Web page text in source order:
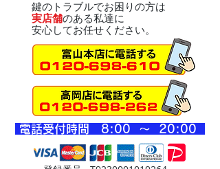
鍵のトラブルでお困りの方は
実店舗のある私達に
安心してお任せください。
​電話受付時間 8:00 ～ 20:00